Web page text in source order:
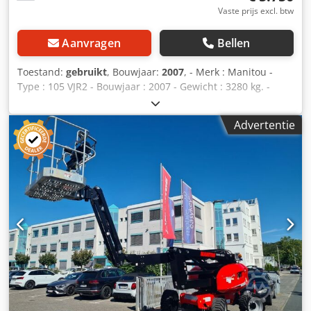
cabine, binnenspiegel, buitenspiegel, ruitenwisser,Vaste prijs excl. btw
Aanvragen Bellen
Toestand: gebruikt, Bouwjaar: 2007, - Merk : Manitou -
Type : 105 VJR2 - Bouwjaar : 2007 - Gewicht : 3280 kg. -
Uren : 982 uur - Werkhoogte : 10 meter - Zijdelingsbereik :
3,2 meter - Hefvermogen : 200 kg. - Aandrijving : Accu -
Acculader ingebouwd (220 volt) - Non marking banden -
Nieuwe veiligheidskeuring mogelijk - Hoogwerkerboek
aanwezig - CE document aanwezig - Video op onze website
- Inruil en transport mogelijk * Merk: Manitou * Type: 105
VJR2 * Bouwjaar: 2007 * Werkhoogte: 10 meter Cjdpfoy Iz
Ifsx Al Asrf * Gewicht: 3280 kg. * Uren: 982 uur *
Zijdelingsbereik: 3,2 meter * Aandrijving: Accu *
Hefvermogen: 200 kg.
Advertentie